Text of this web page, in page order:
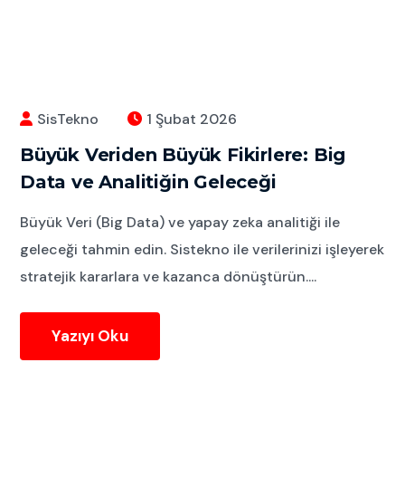
SisTekno 1 Şubat 2026
Büyük Veriden Büyük Fikirlere: Big
Data ve Analitiğin Geleceği
Büyük Veri (Big Data) ve yapay zeka analitiği ile
geleceği tahmin edin. Sistekno ile verilerinizi işleyerek
stratejik kararlara ve kazanca dönüştürün....
Yazıyı Oku